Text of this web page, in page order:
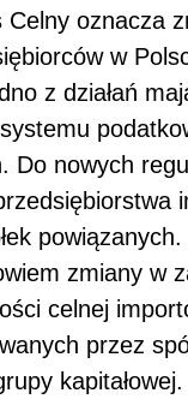
Celny oznacza
w
z działań
Do nowych
zmiany w
celnej
przez